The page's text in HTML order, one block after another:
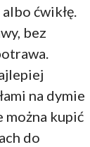
ćwikłę.
bez
na dymie
można kupić
do